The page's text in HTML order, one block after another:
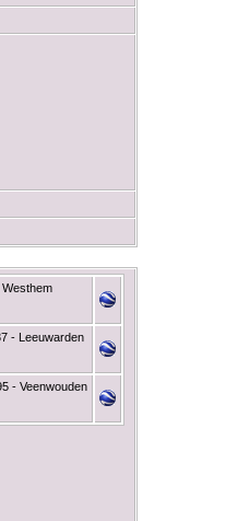
- Leeuwarden
- Veenwouden